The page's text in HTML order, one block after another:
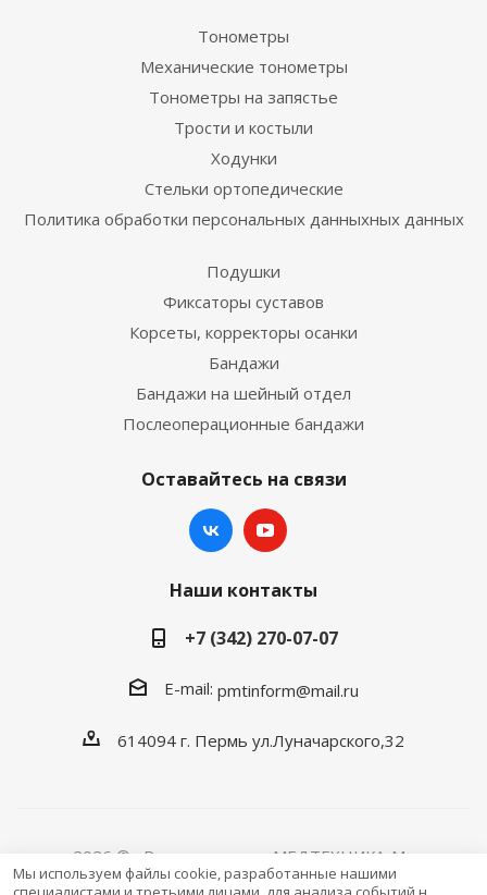
Тонометры
Механические тонометры
Тонометры на запястье
Трости и костыли
Ходунки
Стельки ортопедические
Политика обработки персональных данныхных данных
Подушки
Фиксаторы суставов
Корсеты, корректоры осанки
Бандажи
Бандажи на шейный отдел
Послеоперационные бандажи
Оставайтесь на связи
Наши контакты
+7 (342) 270-07-07
E-mail: pmtinform@mail.ru
614094 г. Пермь ул.Луначарского,32
2026 © «Розничная сеть МЕДТЕХНИКА-M»
Мы используем файлы cookie, разработанные нашими